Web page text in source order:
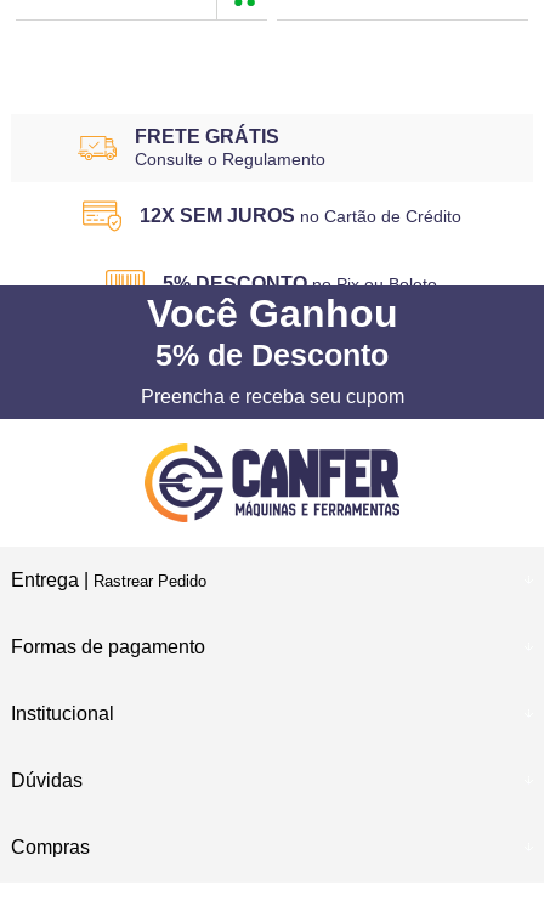
FRETE GRÁTIS
Consulte o Regulamento
12X SEM JUROS no Cartão de Crédito
5% DESCONTO no Pix ou Boleto
Você Ganhou
5% de Desconto
Preencha e receba seu cupom
Entrega | Rastrear Pedido
Formas de pagamento
Institucional
Dúvidas
Compras